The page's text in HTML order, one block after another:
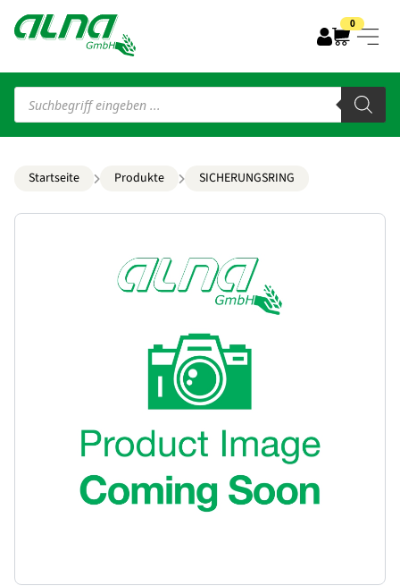
0
Products
search
Startseite Produkte SICHERUNGSRING